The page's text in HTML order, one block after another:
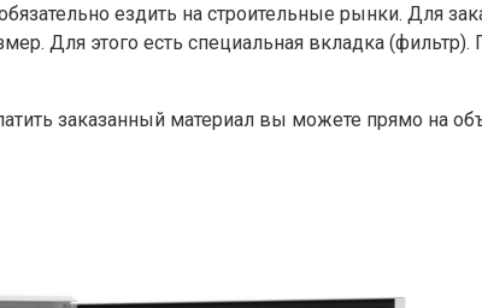
ездить на строительные рынки. Для
Для этого есть специальная вкладка
заказанный материал вы можете прямо на